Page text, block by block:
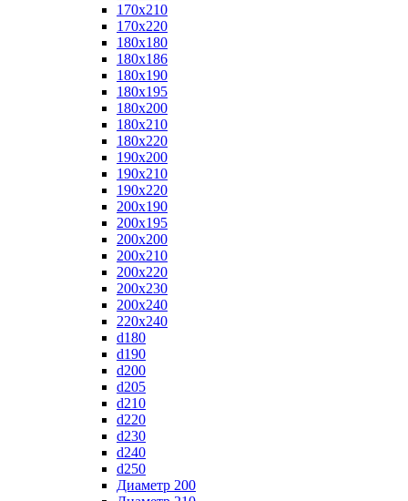
170x210
170x220
180x180
180x186
180x190
180x195
180x200
180x210
180x220
190x200
190x210
190x220
200x190
200x195
200x200
200x210
200x220
200x230
200x240
220x240
d180
d190
d200
d205
d210
d220
d230
d240
d250
Диаметр 200